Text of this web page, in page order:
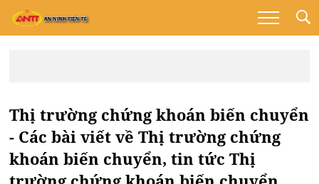
Thị trường chứng khoán biến chuyển
- Các bài viết về Thị trường chứng
khoán biến chuyển, tin tức Thị